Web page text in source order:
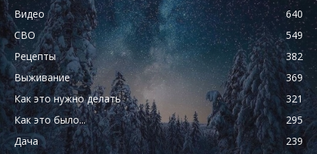
Видео
640
СВО
549
Рецепты
382
Выживание
369
Как это нужно делать
321
Как это было...
295
Дача
239